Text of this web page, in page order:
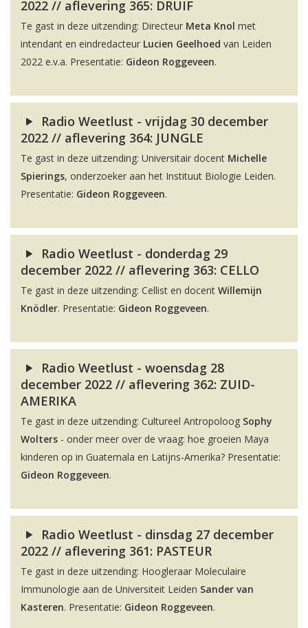
2022 // aflevering 365: DRUIF
Te gast in deze uitzending: Directeur Meta Knol met
intendant en eindredacteur Lucien Geelhoed van Leiden
2022 e.v.a. Presentatie: Gideon Roggeveen.
Radio Weetlust - vrijdag 30 december
2022 // aflevering 364: JUNGLE
Te gast in deze uitzending: Universitair docent Michelle
Spierings, onderzoeker aan het Instituut Biologie Leiden.
Presentatie: Gideon Roggeveen.
Radio Weetlust - donderdag 29
december 2022 // aflevering 363: CELLO
Te gast in deze uitzending: Cellist en docent Willemijn
Knödler. Presentatie: Gideon Roggeveen.
Radio Weetlust - woensdag 28
december 2022 // aflevering 362: ZUID-
AMERIKA
Te gast in deze uitzending: Cultureel Antropoloog Sophy
Wolters - onder meer over de vraag: hoe groeien Maya
kinderen op in Guatemala en Latijns-Amerika? Presentatie:
Gideon Roggeveen.
Radio Weetlust - dinsdag 27 december
2022 // aflevering 361: PASTEUR
Te gast in deze uitzending: Hoogleraar Moleculaire
Immunologie aan de Universiteit Leiden Sander van
Kasteren. Presentatie: Gideon Roggeveen.